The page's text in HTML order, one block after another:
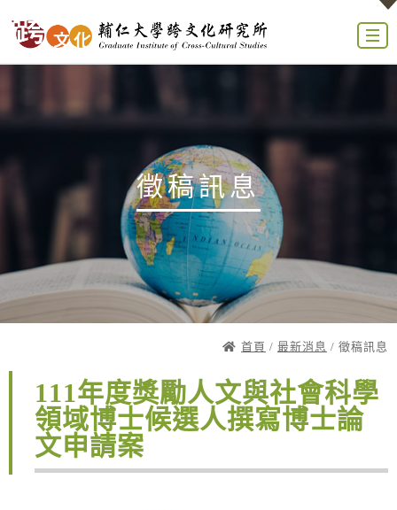
徵稿訊息
首頁 / 最新消息 / 徵稿訊息
111年度獎勵人文與社會科學
領域博士候選人撰寫博士論
文申請案